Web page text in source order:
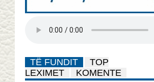
TË FUNDIT
TOP
LEXIMET
KOMENTE